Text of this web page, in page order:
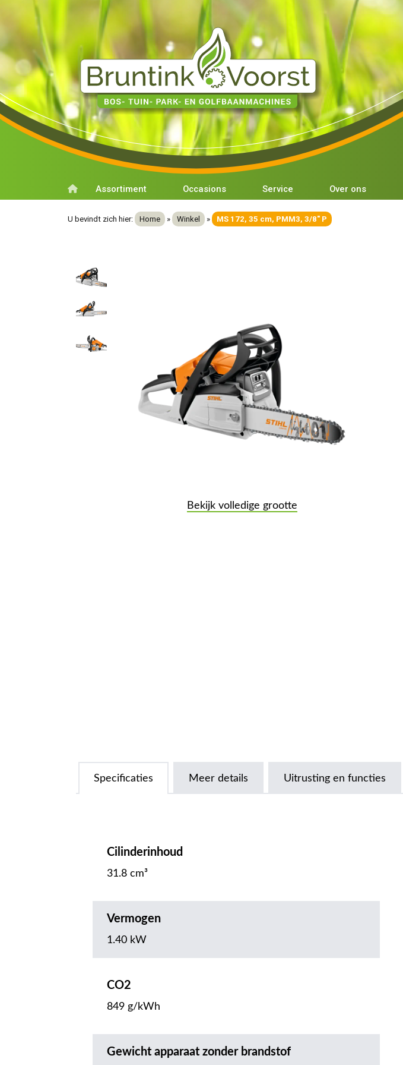
Assortiment Occasions Service Over ons
U bevindt zich hier: Home » Winkel » MS 172, 35 cm, PMM3, 3/8" P
Bekijk volledige grootte
Specificaties Meer details Uitrusting en functies
Cilinderinhoud
31.8 cm³
Vermogen
1.40 kW
CO2
849 g/kWh
Gewicht apparaat zonder brandstof